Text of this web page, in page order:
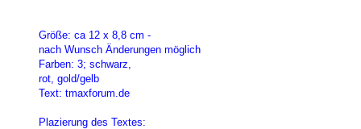
Größe: ca 12 x 8,8 cm -
nach Wunsch Änderungen möglich
Farben: 3; schwarz,
rot, gold/gelb
Text: tmaxforum.de
Plazierung des Textes: